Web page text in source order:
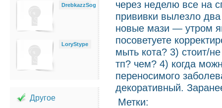
DrebkazzSog
LoryStype
Другое
через неделю все на
прививки вылезло
новые мази — утром
посоветуете
мыть кота? 3) стоит/
тп? чем? 4) когда
переносимого
декоративный.
Метки: